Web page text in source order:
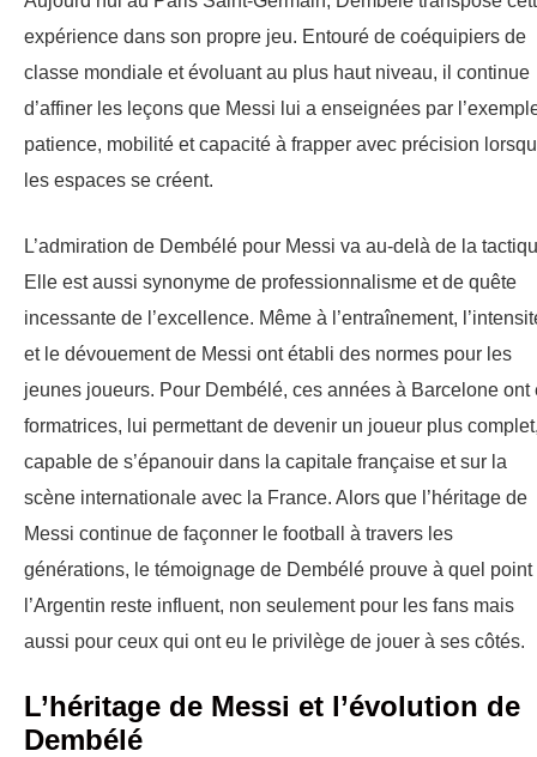
expérience dans son propre jeu. Entouré de coéquipiers de
classe mondiale et évoluant au plus haut niveau, il continue
d’affiner les leçons que Messi lui a enseignées par
patience, mobilité et capacité à frapper avec précision
les espaces se créent.
L’admiration de Dembélé pour Messi va au-delà de la
Elle est aussi synonyme de professionnalisme et de quête
incessante de l’excellence. Même à l’entraînement,
et le dévouement de Messi ont établi des normes pour les
jeunes joueurs. Pour Dembélé, ces années à Barcelone ont
formatrices, lui permettant de devenir un joueur plus
capable de s’épanouir dans la capitale française et sur la
scène internationale avec la France. Alors que l’héritage de
Messi continue de façonner le football à travers les
générations, le témoignage de Dembélé prouve à quel point
l’Argentin reste influent, non seulement pour les fans mais
aussi pour ceux qui ont eu le privilège de jouer à ses côtés.
L’héritage de Messi et l’évolution de
Dembélé